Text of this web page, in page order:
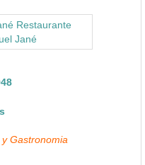
Gastronomia